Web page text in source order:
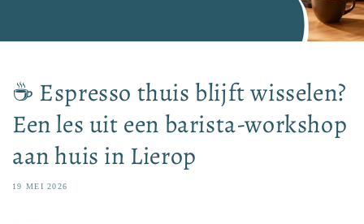
☕ Espresso thuis blijft wisselen?
Een les uit een barista-workshop
aan huis in Lierop
19 MEI 2026